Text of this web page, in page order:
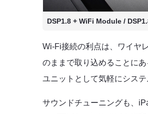
DSP1.8 + WiFi Module /
Wi-Fi接続の利点は、ワイヤ
のままで取り込めることに
ユニットとして気軽にシス
サウンドチューニングも、